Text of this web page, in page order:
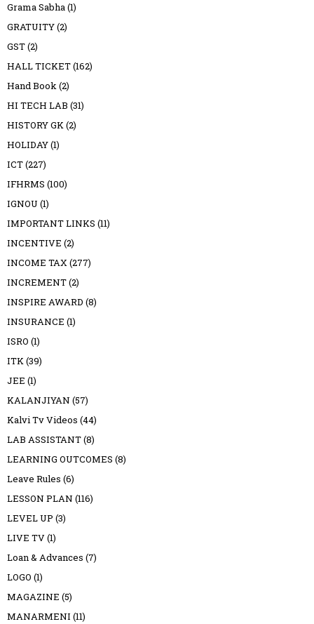
Grama Sabha(1)
GRATUITY(2)
GST(2)
HALL TICKET(162)
Hand Book(2)
HI TECH LAB (31)
HISTORY GK(2)
HOLIDAY(1)
ICT(227)
IFHRMS (100)
IGNOU (1)
IMPORTANT LINKS (11)
INCENTIVE (2)
INCOME TAX(277)
INCREMENT(2)
INSPIRE AWARD (8)
INSURANCE (1)
ISRO (1)
ITK(39)
JEE (1)
KALANJIYAN (57)
Kalvi Tv Videos (44)
LAB ASSISTANT(8)
LEARNING OUTCOMES (8)
Leave Rules (6)
LESSON PLAN (116)
LEVEL UP (3)
LIVE TV(1)
Loan & Advances (7)
LOGO (1)
MAGAZINE (5)
MANARMENI (11)